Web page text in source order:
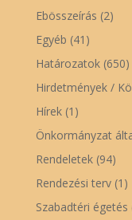
Ebösszeírás (2)
Egyéb (41)
Határozatok(650)
Hirdetmények /
Hírek(1)
Önkormányzat
Rendeletek(94)
Rendezési terv(1)
Szabadtéri égetés